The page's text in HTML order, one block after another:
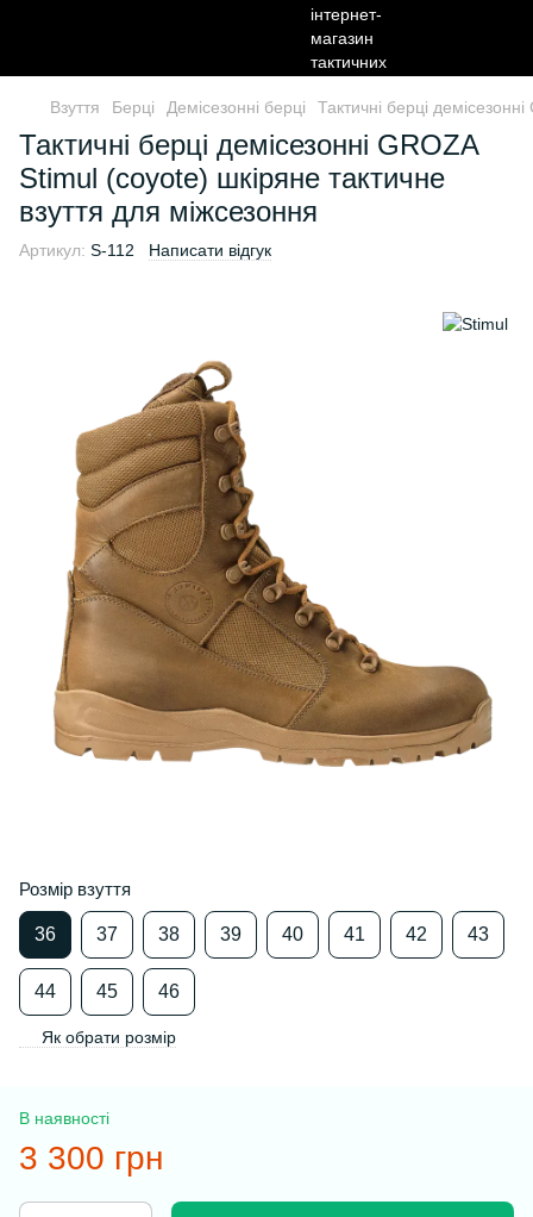
Взуття Берці Демісезонні берці Тактичні берці
Тактичні берці демісезонні GROZA
Stimul (coyote) шкіряне тактичне
взуття для міжсезоння
Артикул: S-112 Написати відгук
Розмір взуття
36 37 38 39 40 41 42 43
44 45 46
Як обрати розмір
В наявності
3 300 грн